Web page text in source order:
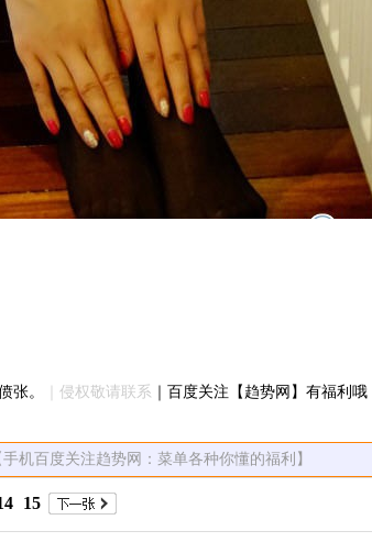
张。
｜侵权敬请联系 ｜百度关注【趋势网】有福利哦
手机百度关注趋势网：菜单各种你懂的福利】
15